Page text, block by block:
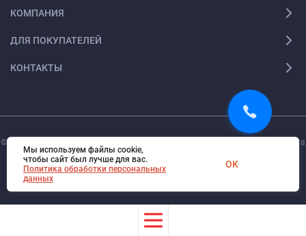
КОМПАНИЯ
ДЛЯ ПОКУПАТЕЛЕЙ
КОНТАКТЫ
© 2026. Все права защищены. — создание и поддержка сайта
Мы используем файлы cookie,
чтобы сайт был лучше для вас.
Политика обработки персональных
данных
OK